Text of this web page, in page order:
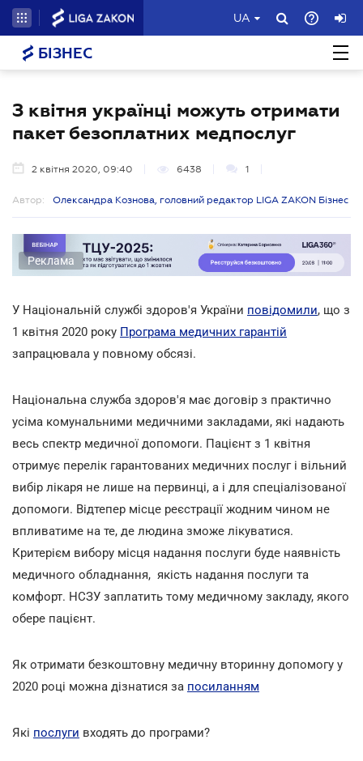
UA
БІЗНЕС
З квітня українці можуть отримати
пакет безоплатних медпослуг
2 квітня 2020, 09:40 6438 1
Автор: Олександра Кознова, головний редактор LIGA ZAKON Бізнес
Реклама
У Національній службі здоров'я України повідомили, що з
1 квітня 2020 року Програма медичних гарантій
запрацювала у повному обсязі.
Національна служба здоров'я має договір з практично
усіма комунальними медичними закладами, які надають
весь спектр медичної допомоги. Пацієнт з 1 квітня
отримує перелік гарантованих медичних послуг і вільний
вибір лікаря не лише на первинці, а і для спеціалізованої
допомоги. Відтепер місце реєстрації жодним чином не
впливатиме на те, де людина зможе лікуватися.
Критерієм вибору місця надання послуги буде наявність
медичного обладнання, якість надання послуги та
комфорт. НСЗУ заплатить тому медичному закладу, якого
обере пацієнт.
Як отримати безкоштовну медичну вторинну допомогу у
2020 році можна дізнатися за посиланням
Які послуги входять до програми?